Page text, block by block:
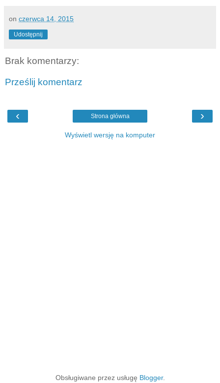
on czerwca 14, 2015
Udostępnij
Brak komentarzy:
Prześlij komentarz
‹ ›
Strona główna
Wyświetl wersję na komputer
Obsługiwane przez usługę Blogger.